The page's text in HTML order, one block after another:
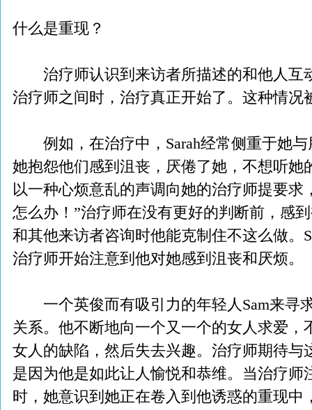
什么是重现？
治疗师认识到来访者所描述的和他人互
治疗师之间时，治疗真正开始了。这种情况
例如，在治疗中，Sarah经常侧重于她与
她抱怨他们感到沮丧，厌倦了她，不想听她
以一种心烦意乱的声调向她的治疗师提要求
怎么办！”治疗师在没有更好的判断前，感
和其他来访者咨询时他能克制住不这么做。
治疗师开始注意到他对她感到沮丧和厌烦。
一个英俊而有吸引力的年轻人Sam来寻
关系。他不断地向一个又一个的女人求爱，
女人的缺陷，然后失去兴趣。治疗师期待与
是因为他是如此让人愉悦和恭维。当治疗师
时，她意识到她正在卷入到他诱惑的重现中